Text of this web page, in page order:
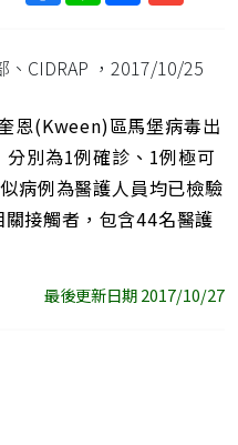
短
址
CIDRAP ，2017/10/25
恩(Kween)區馬堡病毒出
別為1例確診、1例極可
病例為醫護人員均已檢驗
接觸者，包含44名醫護
最後更新日期 2017/10/27